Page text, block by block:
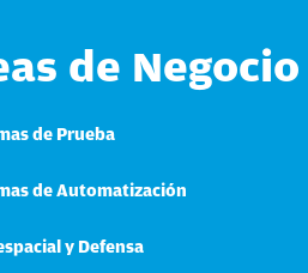
de Negocio
de Prueba
de Automatización
y Defensa